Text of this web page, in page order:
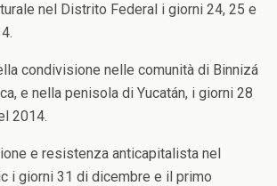
nel Distrito Federal i giorni 24, 25 e
condivisione nelle comunità di Binnizá
e nella penisola di Yucatán, i giorni 28
2014.
e resistenza anticapitalista nel
i giorni 31 di dicembre e il primo